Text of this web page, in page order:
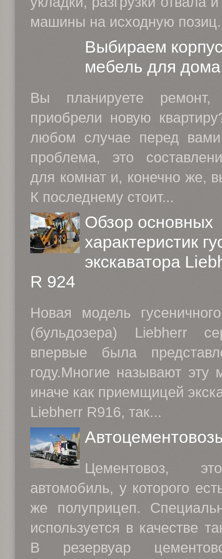
машины на исходную
Выбираем
мебель для дома
Вы планируете
приобрели новую
любом случае перед вами
проблема, это
для комнат и, конечно же,
К последнему стоит...
Обзор основных
характеристик
экскаватора
R 924
Новая модель
(бульдозера) Liebherr
впервые была
году.Многие называют эту
иначе как приемщицей
Liebherr R916, так...
Цементовоз,
автомобиль, у которого
же полуприцеп.
используется в качестве
В резервуар